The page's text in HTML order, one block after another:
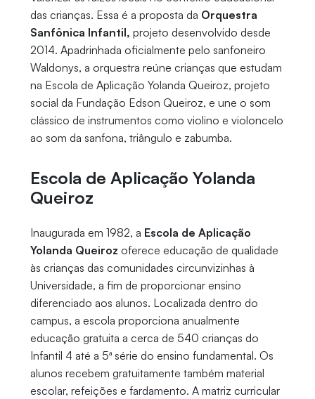
das crianças. Essa é a proposta da Orquestra
Sanfônica Infantil, projeto desenvolvido desde
2014. Apadrinhada oficialmente pelo sanfoneiro
Waldonys, a orquestra reúne crianças que estudam
na Escola de Aplicação Yolanda Queiroz, projeto
social da Fundação Edson Queiroz, e une o som
clássico de instrumentos como violino e violoncelo
ao som da sanfona, triângulo e zabumba.
Escola de Aplicação Yolanda
Queiroz
Inaugurada em 1982, a Escola de Aplicação
Yolanda Queiroz oferece educação de qualidade
às crianças das comunidades circunvizinhas à
Universidade, a fim de proporcionar ensino
diferenciado aos alunos. Localizada dentro do
campus, a escola proporciona anualmente
educação gratuita a cerca de 540 crianças do
Infantil 4 até a 5ª série do ensino fundamental. Os
alunos recebem gratuitamente também material
escolar, refeições e fardamento. A matriz curricular